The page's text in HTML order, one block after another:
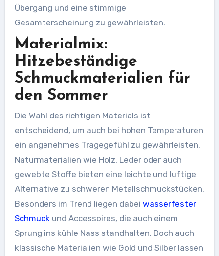
Übergang und eine stimmige
Gesamterscheinung zu gewährleisten.
Materialmix:
Hitzebeständige
Schmuckmaterialien für
den Sommer
Die Wahl des richtigen Materials ist
entscheidend, um auch bei hohen Temperaturen
ein angenehmes Tragegefühl zu gewährleisten.
Naturmaterialien wie Holz, Leder oder auch
gewebte Stoffe bieten eine leichte und luftige
Alternative zu schweren Metallschmuckstücken.
Besonders im Trend liegen dabei wasserfester
Schmuck und Accessoires, die auch einem
Sprung ins kühle Nass standhalten. Doch auch
klassische Materialien wie Gold und Silber lassen